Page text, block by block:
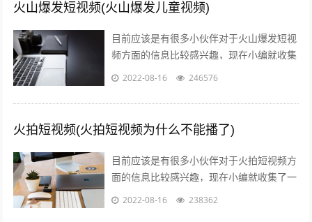
火山爆发短视频(火山爆发儿童视频)
目前应该是有很多小伙伴对于火山爆发短视
频方面的信息比较感兴趣，现在小编就收集
了一些与火山爆发儿童视频相关的信息来分
2022-08-16 246576
火拍短视频(火拍短视频为什么不能播了)
目前应该是有很多小伙伴对于火拍短视频方
面的信息比较感兴趣，现在小编就收集了一
些与火拍短视频为什么不能播了相关的信息
2022-08-16 238362